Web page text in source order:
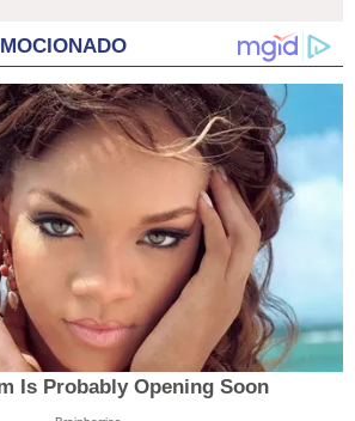
Is Probably Opening Soon